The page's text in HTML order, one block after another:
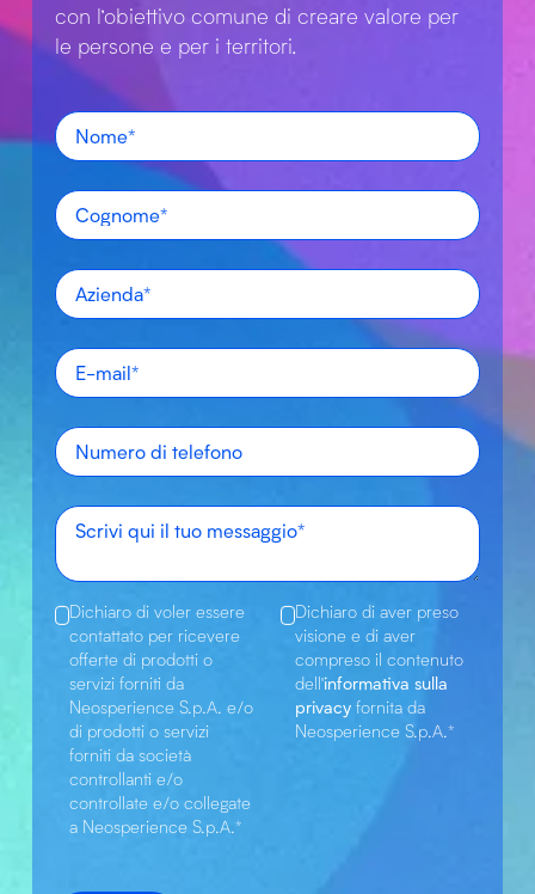
con l’obiettivo comune di creare valore per
le persone e per i territori.
Dichiaro di voler essere
contattato per ricevere
offerte di prodotti o
servizi forniti da
Neosperience S.p.A. e/o
di prodotti o servizi
forniti da società
controllanti e/o
controllate e/o collegate
a Neosperience S.p.A.*
Dichiaro di aver preso
visione e di aver
compreso il contenuto
dell'informativa sulla
privacyfornita da
Neosperience S.p.A.*